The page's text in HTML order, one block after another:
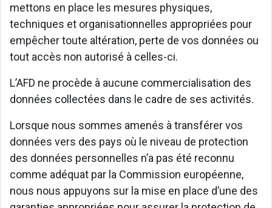
mettons en place les mesures physiques,
techniques et organisationnelles appropriées pour
empêcher toute altération, perte de vos données ou
tout accès non autorisé à celles-ci.
L’AFD ne procède à aucune commercialisation des
données collectées dans le cadre de ses activités.
Lorsque nous sommes amenés à transférer vos
données vers des pays où le niveau de protection
des données personnelles n’a pas été reconnu
comme adéquat par la Commission européenne,
nous nous appuyons sur la mise en place d’une des